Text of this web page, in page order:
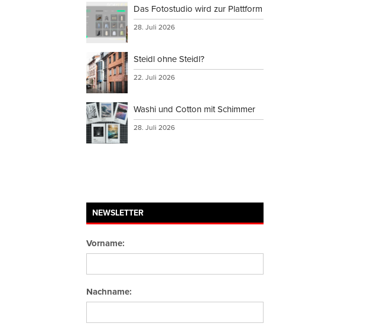
Das Fotostudio wird zur Plattform
28. Juli 2026
Steidl ohne Steidl?
22. Juli 2026
Washi und Cotton mit Schimmer
28. Juli 2026
NEWSLETTER
Vorname:
Nachname: